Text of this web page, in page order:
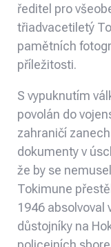
ředitel pro
třiadvacetiletý
pamětních
příležitosti.
S vypuknutím
povolán do
zahraničí
dokumenty v
že by se
Tokimune
1946 absolvoval
důstojníky na